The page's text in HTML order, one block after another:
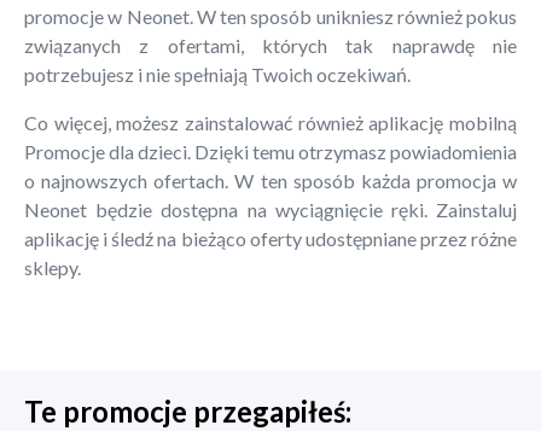
promocje w Neonet. W ten sposób unikniesz również pokus
związanych z ofertami, których tak naprawdę nie
potrzebujesz i nie spełniają Twoich oczekiwań.
Co więcej, możesz zainstalować również aplikację mobilną
Promocje dla dzieci. Dzięki temu otrzymasz powiadomienia
o najnowszych ofertach. W ten sposób każda promocja w
Neonet będzie dostępna na wyciągnięcie ręki. Zainstaluj
aplikację i śledź na bieżąco oferty udostępniane przez różne
sklepy.
Te promocje przegapiłeś: